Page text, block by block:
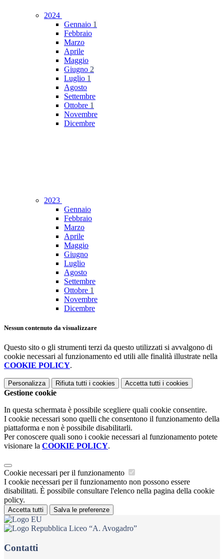
2024
Gennaio 1
Febbraio
Marzo
Aprile
Maggio
Giugno 2
Luglio 1
Agosto
Settembre
Ottobre 1
Novembre
Dicembre
2023
Gennaio
Febbraio
Marzo
Aprile
Maggio
Giugno
Luglio
Agosto
Settembre
Ottobre 1
Novembre
Dicembre
Nessun contenuto da visualizzare
Questo sito o gli strumenti terzi da questo utilizzati si avvalgono di
cookie necessari al funzionamento ed utili alle finalità illustrate nella
COOKIE POLICY.
Personalizza Rifiuta tutti i cookies Accetta tutti i cookies
Gestione cookie
In questa schermata è possibile scegliere quali cookie consentire.
I cookie necessari sono quelli che consentono il funzionamento della
piattaforma e non è possibile disabilitarli.
Per conoscere quali sono i cookie necessari al funzionamento potete
visionare la COOKIE POLICY.
Cookie necessari per il funzionamento
I cookie necessari per il funzionamento non possono essere
disabilitati. È possibile consultare l'elenco nella pagina della cookie
policy.
Accetta tutti Salva le preferenze
Liceo “A. Avogadro”
Contatti